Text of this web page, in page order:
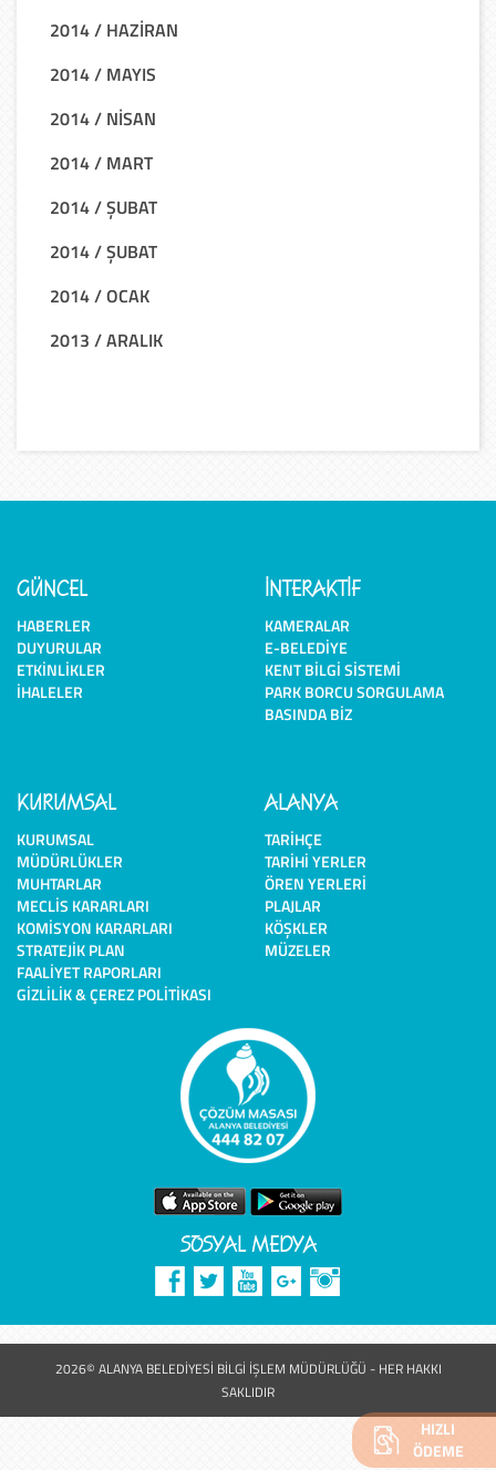
HIZLI
ÖDEME
2014 / HAZİRAN
2014 / MAYIS
2014 / NİSAN
2014 / MART
2014 / ŞUBAT
2014 / ŞUBAT
2014 / OCAK
2013 / ARALIK
GÜNCEL
HABERLER
DUYURULAR
ETKINLIKLER
İHALELER
İNTERAKTİF
KAMERALAR
E-BELEDIYE
KENT BILGI SISTEMI
PARK BORCU SORGULAMA
BASINDA BIZ
KURUMSAL
KURUMSAL
MÜDÜRLÜKLER
MUHTARLAR
MECLIS KARARLARI
KOMISYON KARARLARI
STRATEJIK PLAN
FAALIYET RAPORLARI
GIZLILIK & ÇEREZ POLITIKASI
ALANYA
TARIHÇE
TARIHI YERLER
ÖREN YERLERI
PLAJLAR
KÖŞKLER
MÜZELER
SOSYAL MEDYA
2026© ALANYA BELEDİYESİ BİLGİ İŞLEM MÜDÜRLÜĞÜ - HER HAKKI
SAKLIDIR